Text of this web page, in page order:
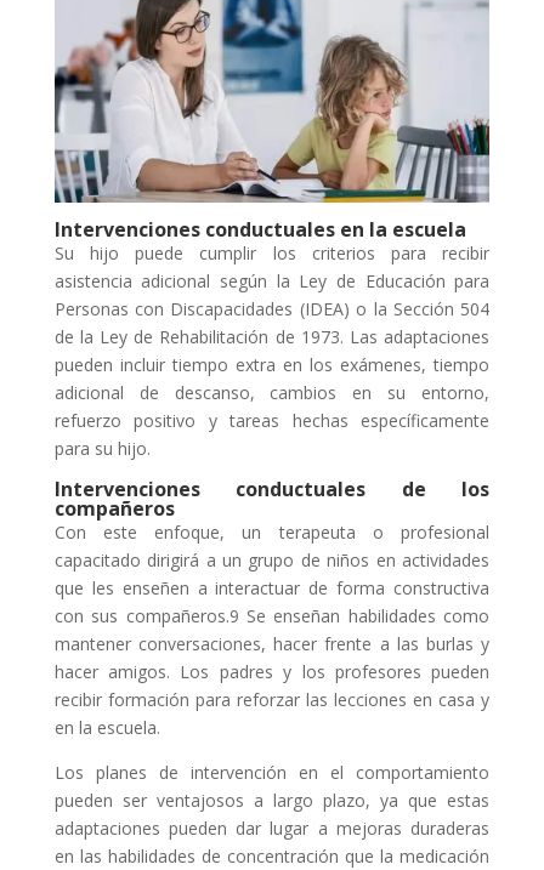
Intervenciones conductuales en la escuela
Su hijo puede cumplir los criterios para recibir
asistencia adicional según la Ley de Educación para
Personas con Discapacidades (IDEA) o la Sección 504
de la Ley de Rehabilitación de 1973. Las adaptaciones
pueden incluir tiempo extra en los exámenes, tiempo
adicional de descanso, cambios en su entorno,
refuerzo positivo y tareas hechas específicamente
para su hijo.
Intervenciones conductuales de los
compañeros
Con este enfoque, un terapeuta o profesional
capacitado dirigirá a un grupo de niños en actividades
que les enseñen a interactuar de forma constructiva
con sus compañeros.9 Se enseñan habilidades como
mantener conversaciones, hacer frente a las burlas y
hacer amigos. Los padres y los profesores pueden
recibir formación para reforzar las lecciones en casa y
en la escuela.
Los planes de intervención en el comportamiento
pueden ser ventajosos a largo plazo, ya que estas
adaptaciones pueden dar lugar a mejoras duraderas
en las habilidades de concentración que la medicación